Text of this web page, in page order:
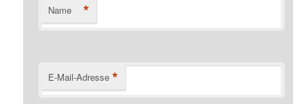
Name *
E-Mail-Adresse *